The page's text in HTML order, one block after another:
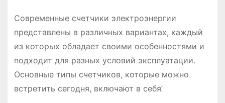
Современные счетчики электроэнергии
представлены в различных вариантах, каждый
из которых обладает своими особенностями и
подходит для разных условий эксплуатации․
Основные типы счетчиков, которые можно
встретить сегодня, включают в себя⁚